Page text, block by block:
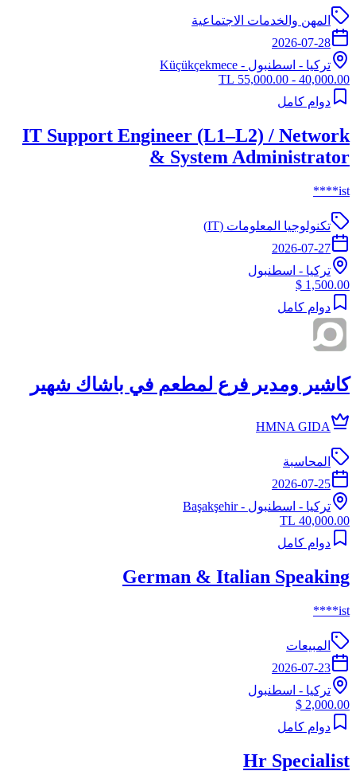
المهن والخدمات الاجتماعية
2026-07-28
تركيا - اسطنبول - Küçükçekmece
40,000.00 - 55,000.00 TL
دوام كامل
IT Support Engineer (L1–L2) / Network
& System Administrator
ist****
تكنولوجيا المعلومات (IT)
2026-07-27
تركيا - اسطنبول
1,500.00 $
دوام كامل
كاشير ومدير فرع لمطعم في باشاك شهير
HMNA GIDA
المحاسبة
2026-07-25
تركيا - اسطنبول - Başakşehir
40,000.00 TL
دوام كامل
German & Italian Speaking
ist****
المبيعات
2026-07-23
تركيا - اسطنبول
2,000.00 $
دوام كامل
Hr Specialist